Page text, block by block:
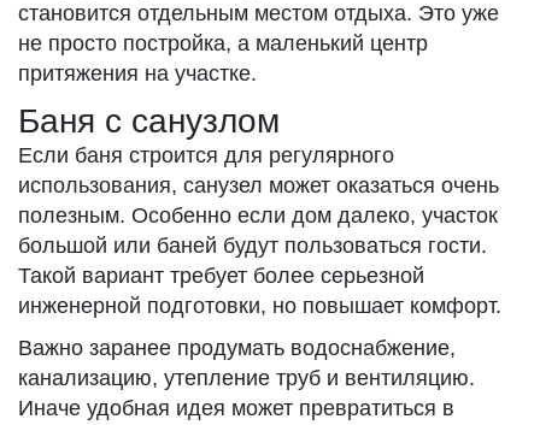
становится отдельным местом отдыха. Это уже
не просто постройка, а маленький центр
притяжения на участке.
Баня с санузлом
Если баня строится для регулярного
использования, санузел может оказаться очень
полезным. Особенно если дом далеко, участок
большой или баней будут пользоваться гости.
Такой вариант требует более серьезной
инженерной подготовки, но повышает комфорт.
Важно заранее продумать водоснабжение,
канализацию, утепление труб и вентиляцию.
Иначе удобная идея может превратиться в